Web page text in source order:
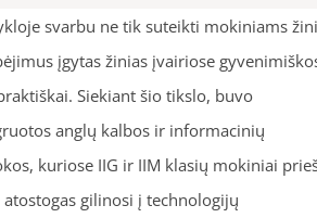
svarbu ne tik suteikti mokiniams
įgytas žinias įvairiose
Siekiant šio tikslo, buvo
anglų kalbos ir informacinių
kuriose IIG ir IIM klasių mokiniai
gilinosi į technologijų